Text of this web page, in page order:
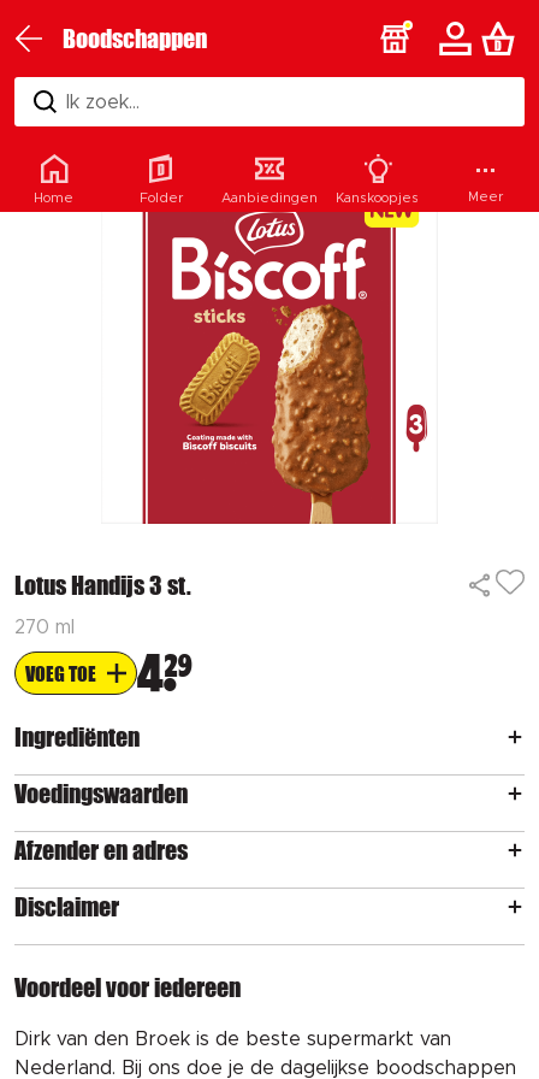
Boodschappen
Ik zoek...
Lotus Handijs 3 st.
270 ml
VOEG TOE 429
Ingrediënten
Voedingswaarden
Afzender en adres
Disclaimer
Voordeel voor iedereen
Dirk van den Broek is de beste supermarkt van
Nederland. Bij ons doe je de dagelijkse boodschappen
Home Folder Aanbiedingen Kanskoopjes Meer